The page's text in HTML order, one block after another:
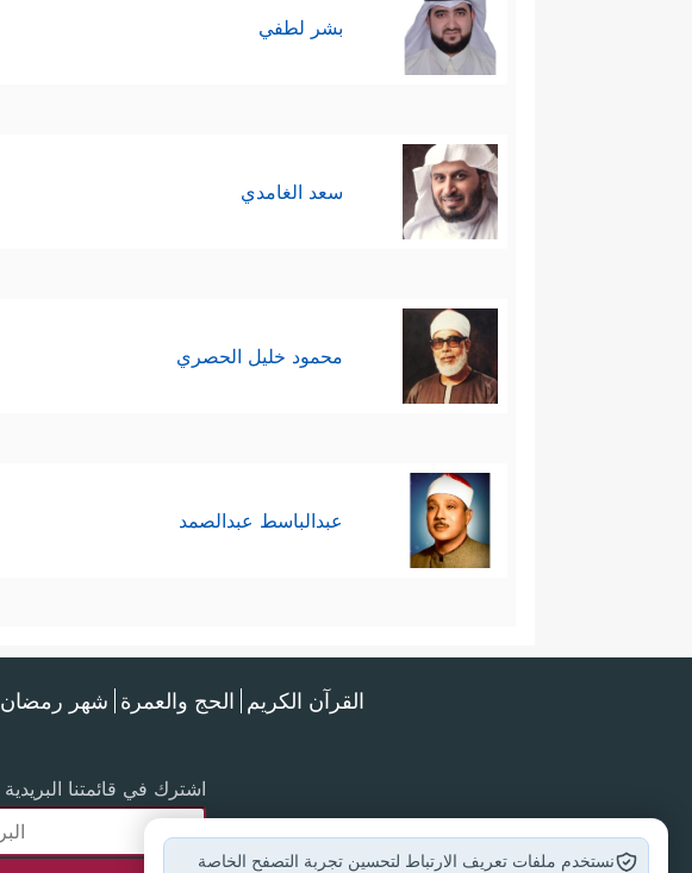
بشر لطفي
سعد الغامدي
محمود خليل الحصري
عبدالباسط عبدالصمد
القرآن الكريم الحج والعمرة شهر رمضان
اشترك في قائمتنا البريدية
نستخدم ملفات تعريف الارتباط لتحسين تجربة التصفح الخاصة